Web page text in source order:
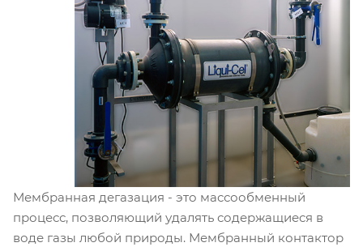
Мембранная дегазация - это массообменный
процесс, позволяющий удалять содержащиеся в
воде газы любой природы. Мембранный контактор